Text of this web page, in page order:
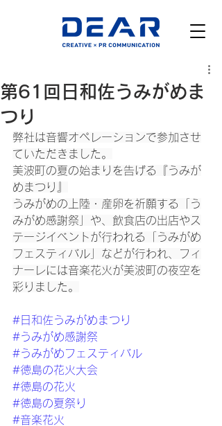
第61回日和佐うみがめま
つり
弊社は音響オペレーションで参加させ
ていただきました。
美波町の夏の始まりを告げる『うみが
めまつり』
うみがめの上陸・産卵を祈願する「う
みがめ感謝祭」や、飲食店の出店やス
テージイベントが行われる「うみがめ
フェスティバル」などが行われ、フィ
ナーレには音楽花火が美波町の夜空を
彩りました。
#日和佐うみがめまつり
#うみがめ感謝祭
#うみがめフェスティバル
#徳島の花火大会
#徳島の花火
#徳島の夏祭り
#音楽花火